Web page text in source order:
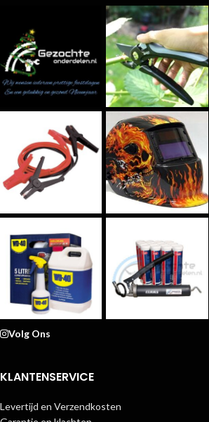
Volg Ons
KLANTENSERVICE
Levertijd en Verzendkosten